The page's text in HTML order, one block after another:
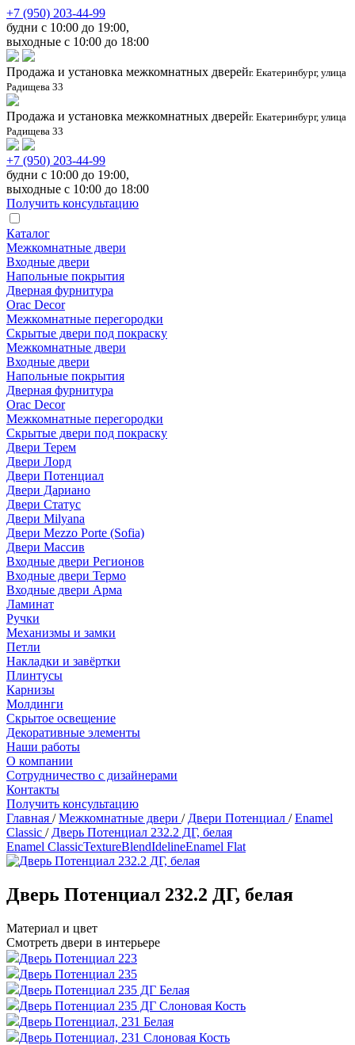
+7 (950) 203-44-99
будни с 10:00 до 19:00,
выходные с 10:00 до 18:00
Продажа и установка межкомнатных дверейг. Екатеринбург, улица
Радищева 33
Продажа и установка межкомнатных дверейг. Екатеринбург, улица
Радищева 33
+7 (950) 203-44-99
будни с 10:00 до 19:00,
выходные с 10:00 до 18:00
Получить консультацию
Каталог
Межкомнатные двери
Входные двери
Напольные покрытия
Дверная фурнитура
Orac Decor
Межкомнатные перегородки
Скрытые двери под покраскy
Межкомнатные двери
Входные двери
Напольные покрытия
Дверная фурнитура
Orac Decor
Межкомнатные перегородки
Скрытые двери под покраскy
Двери Терем
Двери Лорд
Двери Потенциал
Двери Дариано
Двери Статус
Двери Milyana
Двери Mezzo Porte (Sofia)
Двери Массив
Входные двери Регионов
Входные двери Термо
Входные двери Арма
Ламинат
Ручки
Механизмы и замки
Петли
Накладки и завёртки
Плинтусы
Карнизы
Молдинги
Скрытое освещение
Декоративные элементы
Наши работы
О компании
Сотрудничество с дизайнерами
Контакты
Получить консультацию
Главная /Межкомнатные двери / Двери Потенциал /Enamel
Classic / Дверь Потенциал 232.2 ДГ, белая
Enamel ClassicTextureBlendIdelineEnamel Flat
Дверь Потенциал 232.2 ДГ, белая
Материал и цвет
Смотреть двери в интерьере
Дверь Потенциал 223
Дверь Потенциал 235
Дверь Потенциал 235 ДГ Белая
Дверь Потенциал 235 ДГ Слоновая Кость
Дверь Потенциал, 231 Белая
Дверь Потенциал, 231 Слоновая Кость